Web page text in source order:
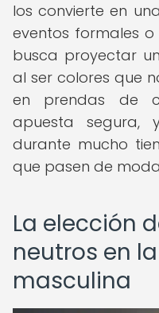
los convierte en
eventos formales
busca proyectar
al ser colores que
en prendas de
apuesta segura,
durante mucho
que pasen de
La elección
neutros en
masculina